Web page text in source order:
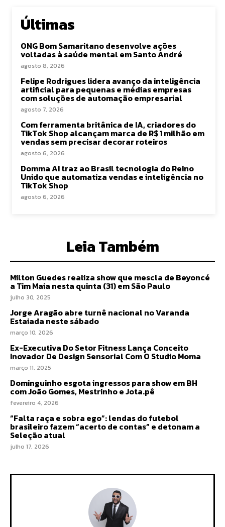
Últimas
ONG Bom Samaritano desenvolve ações
voltadas à saúde mental em Santo André
agosto 8, 2026
Felipe Rodrigues lidera avanço da inteligência
artificial para pequenas e médias empresas
com soluções de automação empresarial
agosto 7, 2026
Com ferramenta britânica de IA, criadores do
TikTok Shop alcançam marca de R$ 1 milhão em
vendas sem precisar decorar roteiros
agosto 6, 2026
Domma AI traz ao Brasil tecnologia do Reino
Unido que automatiza vendas e inteligência no
TikTok Shop
agosto 6, 2026
Leia Também
Milton Guedes realiza show que mescla de Beyoncé
a Tim Maia nesta quinta (31) em São Paulo
julho 30, 2025
Jorge Aragão abre turnê nacional no Varanda
Estaiada neste sábado
março 10, 2026
Ex-Executiva Do Setor Fitness Lança Conceito
Inovador De Design Sensorial Com O Studio Moma
março 11, 2025
Dominguinho esgota ingressos para show em BH
com João Gomes, Mestrinho e Jota.pê
fevereiro 4, 2026
“Falta raça e sobra ego”: lendas do futebol
brasileiro fazem “acerto de contas” e detonam a
Seleção atual
julho 17, 2026